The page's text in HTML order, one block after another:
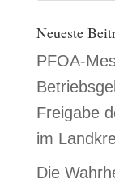
Neueste
PFOA-
Freigabe
im
Die